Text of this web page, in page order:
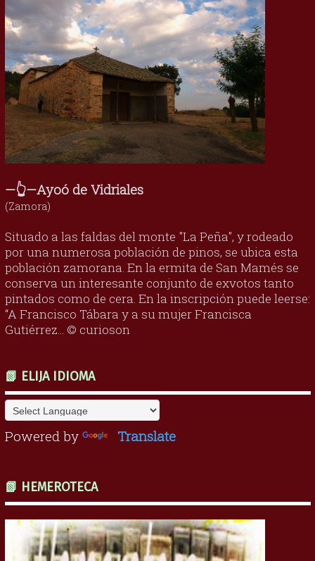
—👆—Ayoó de Vidriales
(Zamora)
Situado a las faldas del monte "La Peña", y rodeado
por una numerosa población de pinos, se ubica esta
población zamorana. En la ermita de San Mamés se
conserva un interesante conjunto de exvotos tanto
pintados como de cera. En la inscripción puede leerse:
“A Francisco Tábara y a su mujer Francisca
Gutiérrez... © curioson
📗 ELIJA IDIOMA
Powered by Translate
📗 HEMEROTECA